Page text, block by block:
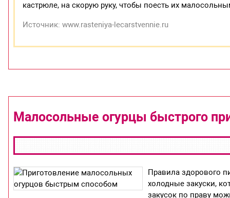
кастрюле, на скорую руку, чтобы поесть их
Источник: www.rasteniya-lecarstvennie.ru
Малосольные огурцы быстрого
Правила здорового
холодные закуски,
закусок по праву